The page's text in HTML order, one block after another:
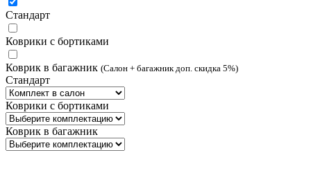
Стандарт
Коврики с бортиками
Коврик в багажник (Салон + багажник доп. скидка 5%)
Стандарт
Коврики с бортиками
Коврик в багажник